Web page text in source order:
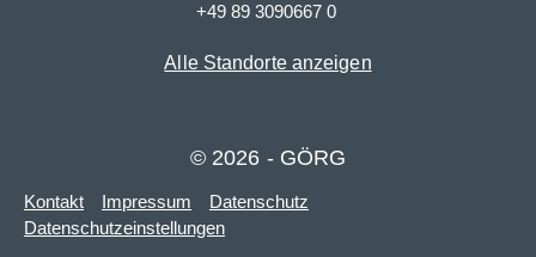
+49 89 3090667 0
Alle Standorte anzeigen
© 2026 - GÖRG
Kontakt Impressum
Datenschutz
Datenschutzeinstellungen